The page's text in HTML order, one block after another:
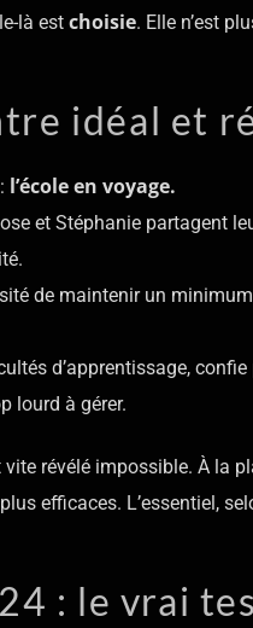
là est choisie. Elle n’est
idéal et
l’école en voyage.
et Stéphanie partagent
de maintenir un
d’apprentissage, confie
lourd à gérer.
révélé impossible. À la
efficaces. L’essentiel,
: le vrai